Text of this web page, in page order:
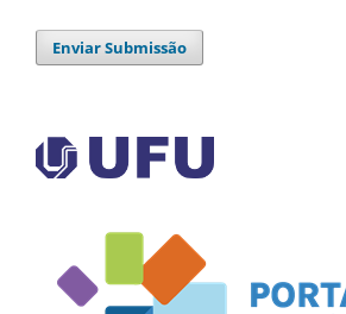
Enviar Submissão